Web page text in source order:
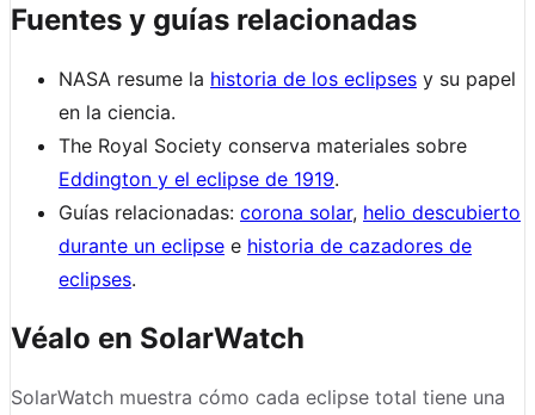
Fuentes y guías relacionadas
NASA resume la historia de los eclipses y su papel
en la ciencia.
The Royal Society conserva materiales sobre
Eddington y el eclipse de 1919.
Guías relacionadas: corona solar, helio descubierto
durante un eclipse e historia de cazadores de
eclipses.
Véalo en SolarWatch
SolarWatch muestra cómo cada eclipse total tiene una